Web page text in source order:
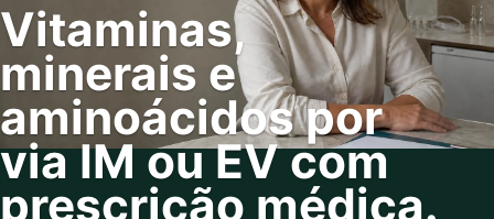
Vitaminas,
minerais e
aminoácidos por
via IM ou EV com
prescrição médica.